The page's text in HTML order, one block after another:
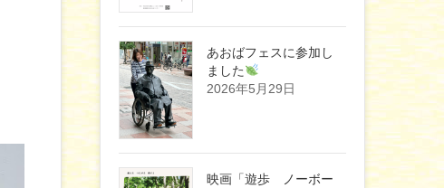
あおばフェスに参加し
ました
2026年5月29日
映画「遊歩 ノーボー